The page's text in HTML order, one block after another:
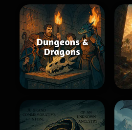
Dungeons &
Dragons